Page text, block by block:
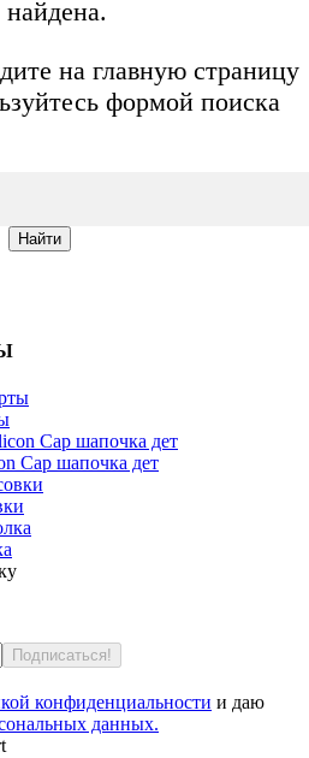
найдена.
на главную страницу
формой поиска
Cap шапочка дет
конфиденциальности и даю
данных.